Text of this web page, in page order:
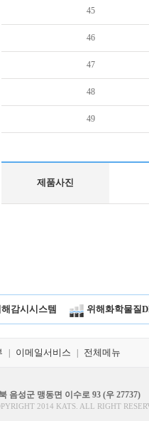
45
46
47
48
49
제품사진
감시시스템 위해화학물질
이메일서비스 전체메뉴
음성군 맹동면 이수로 93 (우 27737)
2014 KATS. ALL RIGHT